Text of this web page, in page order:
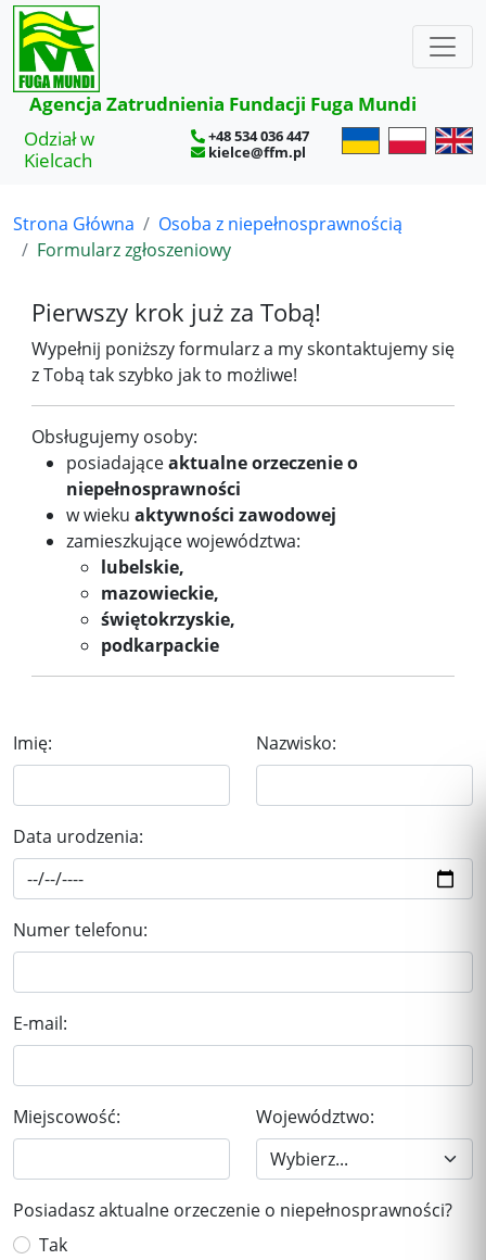
×
Agencja Zatrudnienia Fundacji Fuga Mundi
Odział w
Kielcach
+48 534 036 447
kielce@ffm.pl
Strona Główna
Osoba z niepełnosprawnością
Formularz zgłoszeniowy
Pierwszy krok już za Tobą!
Wypełnij poniższy formularz a my skontaktujemy się
z Tobą tak szybko jak to możliwe!
Obsługujemy osoby:
posiadająceaktualne orzeczenie o
niepełnosprawności
w wieku aktywności zawodowej
zamieszkujące województwa:
lubelskie,
mazowieckie,
świętokrzyskie,
podkarpackie
Imię: Nazwisko:
Data urodzenia:
Numer telefonu:
E-mail:
Miejscowość: Województwo:
Posiadasz aktualne orzeczenie o niepełnosprawności?
Tak